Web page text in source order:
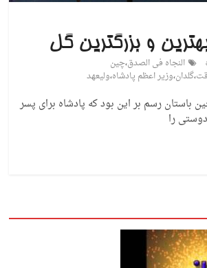
و بزرگترین گل
النجاه فی الصدق،چین
،گلدان،وزیر اعظم پادشاه،ولیعهد
چین باستان رسم بر این بود که پادشاه برای پسر
را